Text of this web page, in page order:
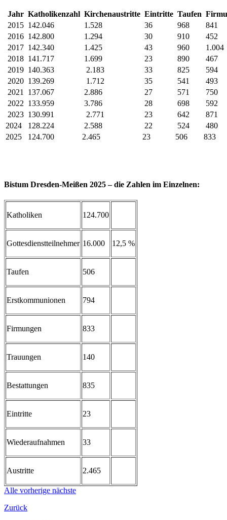
Jahr Katholikenzahl Kirchenaustritte Eintritte Taufen
2015 142.046 1.528 36 968
841
2016 142.800 1.294 30 910
452
2017 142.340 1.425 43 960
1.004
2018 141.717 1.699 23 890
467
2019 140.363 2.183 33 825
594
2020 139.269 1.712 35 541
493
2021
137.067 2.886 27 571
750
2022 133.959 3.786 28 698
592
2023 130.991 2.771 23 642
871
2024
128.224 2.588 22 524
480
2025
124.700 2.465 23 506 833
Bistum Dresden-Meißen 2025 – die Zahlen im Einzelnen:
Katholiken 124.700
Gottesdienstteilnehmer 16.000 12,5 %
Taufen 506
Erstkommunionen 794
Firmungen 833
Trauungen 140
Bestattungen 835
Eintritte 23
Wiederaufnahmen 33
Austritte 2.465
Alle vorherige nächste
Zurück